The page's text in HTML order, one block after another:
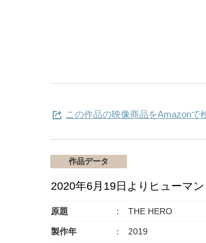
この作品の映像商品をAmazonで
作品データ
2020年6月19日よりヒューマ
原題 THE HERO
製作年 2019